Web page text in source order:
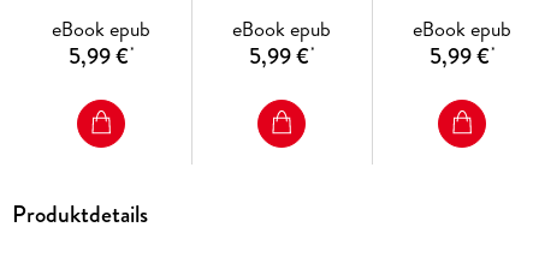
eBook epub
5,99 €*
eBook epub
5,99 €*
eBook epub
5,99 €*
Produktdetails